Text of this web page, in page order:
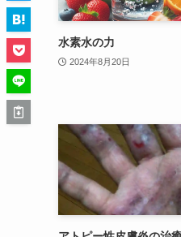
水素水の力
2024年8月20日